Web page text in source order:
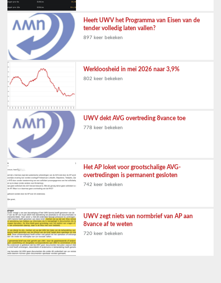
Heeft UWV het Programma van Eisen van de
tender volledig laten vallen?
897 keer bekeken
Werkloosheid in mei 2026 naar 3,9%
802 keer bekeken
UWV dekt AVG overtreding 8vance toe
778 keer bekeken
Het AP loket voor grootschalige AVG-
overtredingen is permanent gesloten
742 keer bekeken
UWV zegt niets van normbrief van AP aan
8vance af te weten
720 keer bekeken